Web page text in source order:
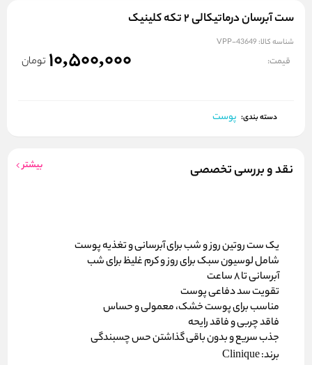
ست آبرسان درماتیکالی ۲ تکه کلینیک
شناسه کالا: VPP-43649
قیمت: 10,500,000 تومان
دسته بندی: پوست
نقد و بررسی تخصصی بیشتر
یک ست روتین روز و شب برای آبرسانی و تغذیه پوست
شامل لوسیون سبک برای روز و کرم غلیظ برای شب
آبرسانی تا ۸ ساعت
تقویت سد دفاعی پوست
مناسب برای پوست خشک، معمولی و حساس
فاقد چربی و فاقد رایحه
جذب سریع و بدون باقی گذاشتن حس چسبندگی
برند: